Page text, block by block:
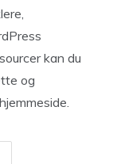
kan du
og